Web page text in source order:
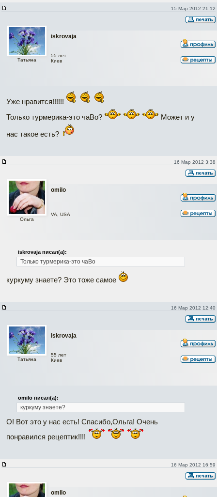
15 Мар 2012 21:12
iskrovaja
Татьяна
55 лет
Киев
Уже нравится!!!!!!
Только турмерика-это чаВо?
Может и у
нас такое есть?
16 Мар 2012 3:38
omilo
Ольга
VA, USA
iskrovaja писал(а):
Только турмерика-это чаВо
куркуму знаете? Это тоже самое
16 Мар 2012 12:40
iskrovaja
Татьяна
55 лет
Киев
omilo писал(а):
куркуму знаете?
О! Вот это у нас есть! Спасибо,Ольга! Очень
понравился рецептик!!!!
16 Мар 2012 16:59
omilo